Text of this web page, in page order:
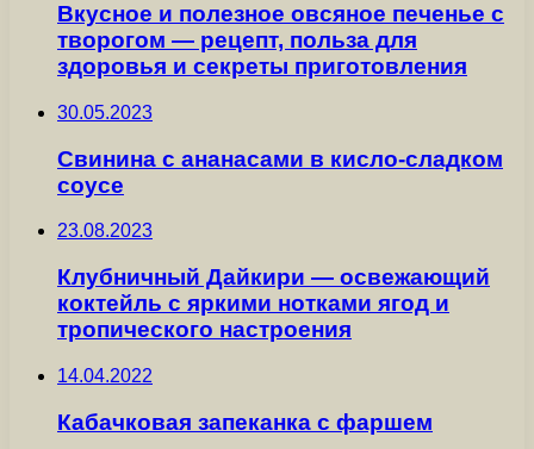
Вкусное и полезное овсяное печенье с
творогом — рецепт, польза для
здоровья и секреты приготовления
30.05.2023
Свинина с ананасами в кисло-сладком
соусе
23.08.2023
Клубничный Дайкири — освежающий
коктейль с яркими нотками ягод и
тропического настроения
14.04.2022
Кабачковая запеканка с фаршем